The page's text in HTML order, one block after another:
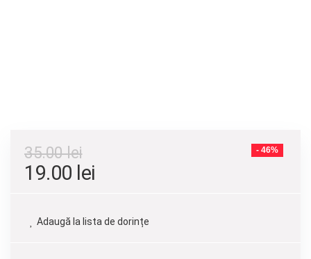
- 46%
35.00lei
19.00 lei
Adaugă la lista de dorințe